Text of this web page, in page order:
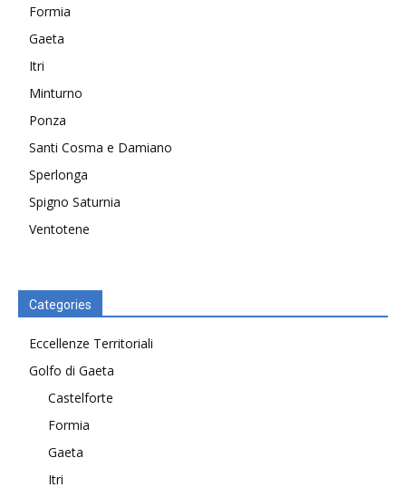
Formia
Gaeta
Itri
Minturno
Ponza
Santi Cosma e Damiano
Sperlonga
Spigno Saturnia
Ventotene
Categories
Eccellenze Territoriali
Golfo di Gaeta
Castelforte
Formia
Gaeta
Itri